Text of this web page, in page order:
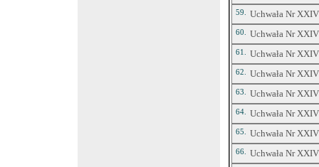
59. Uchwała Nr
60. Uchwała Nr
61. Uchwała Nr
62. Uchwała Nr
63. Uchwała Nr
64. Uchwała Nr
65. Uchwała Nr
66. Uchwała Nr